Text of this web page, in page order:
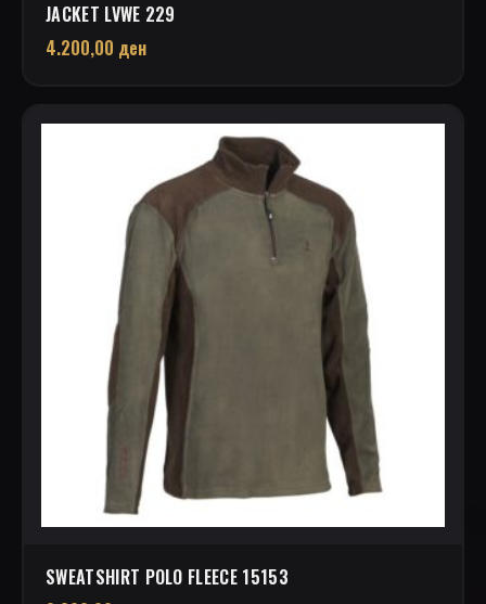
JACKET LVWE 229
4.200,00 ден
SWEATSHIRT POLO FLEECE 15153